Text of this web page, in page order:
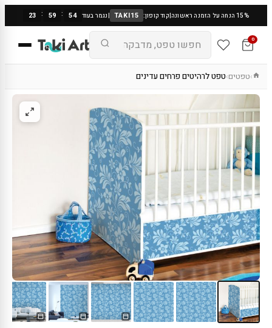
15% הנחה על הזמנה ראשונה |קוד קופון: TAKI15
|נגמר בעוד 23 : 59 : 53
0
›טפטים›טפט לרהיטים פרחים עדינים